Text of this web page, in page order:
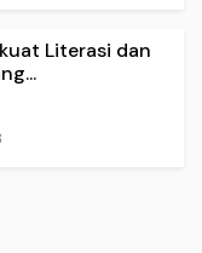
Literasi dan